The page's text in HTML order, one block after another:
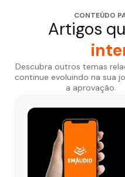
CONTEÚDO
Artigos
Descubra outros temas
continue evoluindo na sua
a aprovação.